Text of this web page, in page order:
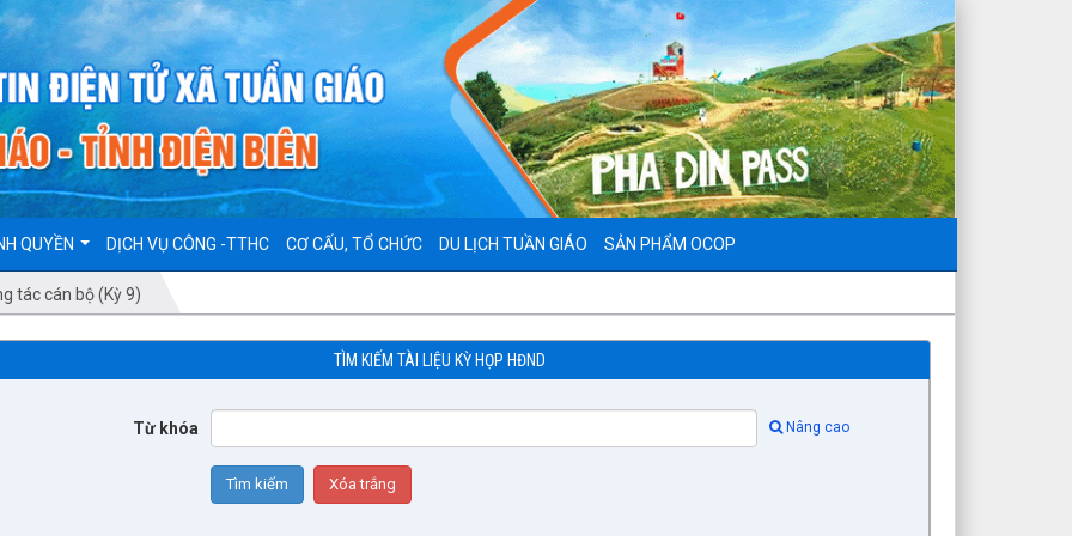
QUYỀN DỊCH VỤ CÔNG -TTHC CƠ CẤU, TỔ CHỨC DU LỊCH TUẦN GIÁO SẢN PHẨM OCOP
tác cán bộ (Kỳ 9)
TÌM KIẾM TÀI LIỆU KỲ HỌP HĐND
Từ khóa Nâng cao